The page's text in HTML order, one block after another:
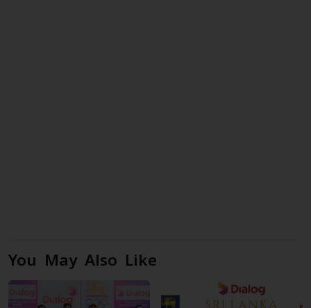
You May Also Like